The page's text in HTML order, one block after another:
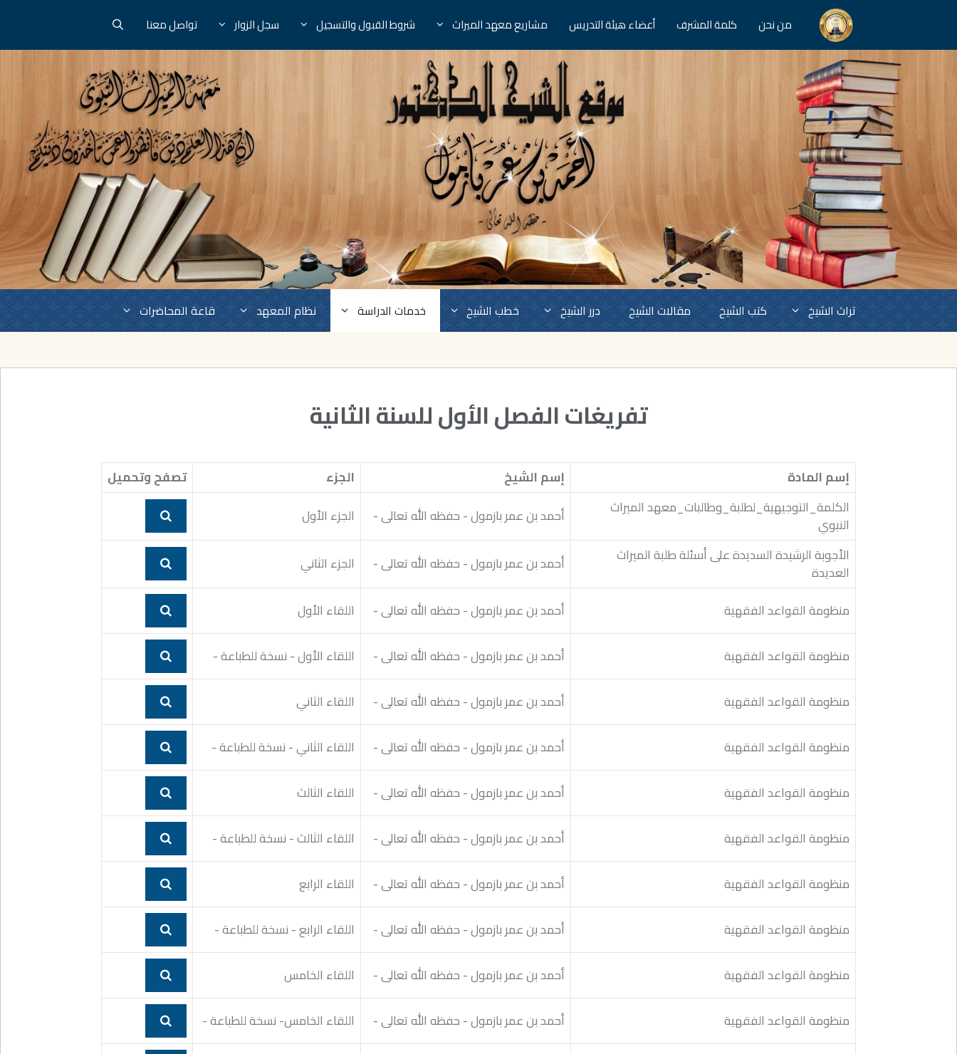
من نحن كلمة المشرف أعضاء هيئة التدريس مشاريع معهد الميراث شروط القبول والتسجيل سجل الزوار تواصل معنا
تراث الشيخ كتب الشيخ مقالات الشيخ درر الشيخ خطب الشيخ خدمات الدراسة نظام المعهد قاعة المحاضرات
تفريغات الفصل الأول للسنة الثانية
إسم المادة إسم الشيخ الجزء
تصفح وتحميل
الكلمة_التوجيهية_لطلبة_وطالبات_معهد الميراث
النبوي أحمد بن عمر بازمول - حفظه الله تعالى -
الجزء الأول
الأجوبة الرشيدة السديدة على أسئلة طلبة الميراث
العديدة أحمد بن عمر بازمول - حفظه الله تعالى - الجزء الثاني
منظومة القواعد الفقهية أحمد بن عمر بازمول - حفظه الله تعالى -
اللقاء الأول
منظومة القواعد الفقهية
أحمد بن عمر بازمول - حفظه الله تعالى -
اللقاء الأول - نسخة للطباعة -
منظومة القواعد الفقهية
أحمد بن عمر بازمول - حفظه الله تعالى -
اللقاء الثاني
منظومة القواعد الفقهية
أحمد بن عمر بازمول - حفظه الله تعالى -
اللقاء الثاني - نسخة للطباعة -
منظومة القواعد الفقهية
أحمد بن عمر بازمول - حفظه الله تعالى -
اللقاء الثالث
منظومة القواعد الفقهية
أحمد بن عمر بازمول - حفظه الله تعالى -
اللقاء الثالث - نسخة للطباعة -
منظومة القواعد الفقهية
أحمد بن عمر بازمول - حفظه الله تعالى -
اللقاء الرابع
منظومة القواعد الفقهية
أحمد بن عمر بازمول - حفظه الله تعالى -
اللقاء الرابع - نسخة للطباعة -
منظومة القواعد الفقهية
أحمد بن عمر بازمول - حفظه الله تعالى -
اللقاء الخامس
منظومة القواعد الفقهية
أحمد بن عمر بازمول - حفظه الله تعالى -
اللقاء الخامس- نسخة للطباعة -